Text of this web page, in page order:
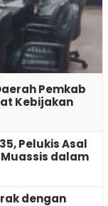
Pemkab
Kebijakan
Pelukis Asal
dalam
dengan